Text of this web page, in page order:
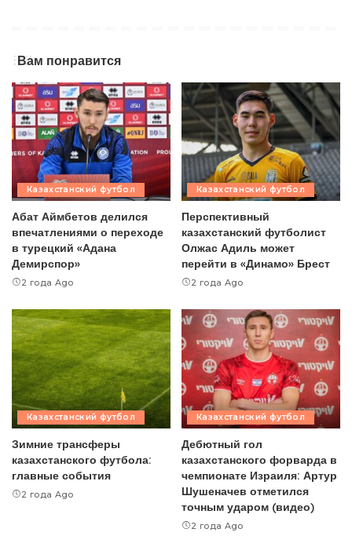
Вам понравится
Казахстанский футбол
Абат Аймбетов делился
впечатлениями о переходе
в турецкий «Адана
Демирспор»
2 года Ago
Казахстанский футбол
Перспективный
казахстанский футболист
Олжас Адиль может
перейти в «Динамо» Брест
2 года Ago
Казахстанский футбол
Зимние трансферы
казахстанского футбола:
главные события
2 года Ago
Казахстанский футбол
Дебютный гол
казахстанского форварда в
чемпионате Израиля: Артур
Шушеначев отметился
точным ударом (видео)
2 года Ago